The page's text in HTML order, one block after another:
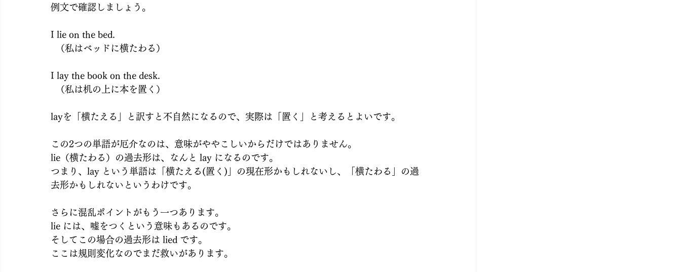
例文で確認しましょう。
I lie on the bed.
  （私はベッドに横たわる）
I lay the book on the desk.
  （私は机の上に本を置く）
layを「横たえる」と訳すと不自然になるので、実際は「置く」と考えるとよいです。
この2つの単語が厄介なのは、意味がややこしいからだけではありません。
lie（横たわる）の過去形は、なんと lay になるのです。
つまり、lay という単語は「横たえる(置く)」の現在形かもしれないし、「横たわる」の過
去形かもしれないというわけです。
さらに混乱ポイントがもう一つあります。
lie には、嘘をつくという意味もあるのです。
そしてこの場合の過去形は lied です。
ここは規則変化なのでまだ救いがあります。